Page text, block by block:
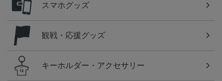
スマホグッズ
観戦・応援グッズ
キーホルダー・アクセサリー